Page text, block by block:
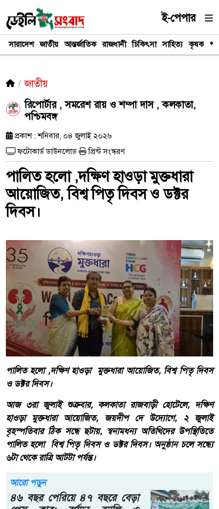
ই-পেপার
সারাদেশ জাতীয় আন্তর্জাতিক রাজধানী চিকিৎসা সাহিত্য কৃষক
জাতীয়
রিপোর্টার , সমরেশ রায় ও শম্পা দাস , কলকাতা,
পশ্চিমবঙ্গ
প্রকাশ : শনিবার, ০৪ জুলাই ২০২৬
ফটোকার্ড ডাউনলোড
প্রিন্ট সংস্করণ
পালিত হলো ,দক্ষিণ হাওড়া মুক্তধারা
আয়োজিত, বিশ্ব পিতৃ দিবস ও ডক্টর
দিবস।
পালিত হলো ,দক্ষিণ হাওড়া মুক্তধারা আয়োজিত, বিশ্ব পিতৃ দিবস
ও ডক্টর দিবস।
আজ ৩রা জুলাই শুক্রবার, কলকাতা রাজবাড়ী হোটেলে, দক্ষিণ
হাওড়া মুক্তধারা আয়োজিত, জয়দীপ দে উদ্যোগে, ২ জুলাই
বৃহস্পতিবার ঠিক সন্ধে ছটায়, স্বনামধন্য অতিথিদের উপস্থিতিতে
পালিত হলো বিশ্ব পিতৃ দিবস ও ডক্টর দিবস। অনুষ্ঠান চলে সন্ধ্যে
৬টা থেকে রাত্রি আটটা পর্যন্ত।
আরো পড়ুন
৪৬ বছর পেরিয়ে ৪৭ বছরে বেড়া